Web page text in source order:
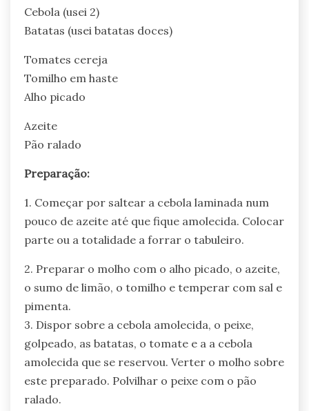
Cebola (usei 2)
Batatas (usei batatas doces)
Tomates cereja
Tomilho em haste
Alho picado
Azeite
Pão ralado
Preparação:
1. Começar por saltear a cebola laminada num
pouco de azeite até que fique amolecida. Colocar
parte ou a totalidade a forrar o tabuleiro.
2. Preparar o molho com o alho picado, o azeite,
o sumo de limão, o tomilho e temperar com sal e
pimenta.
3. Dispor sobre a cebola amolecida, o peixe,
golpeado, as batatas, o tomate e a a cebola
amolecida que se reservou. Verter o molho sobre
este preparado. Polvilhar o peixe com o pão
ralado.